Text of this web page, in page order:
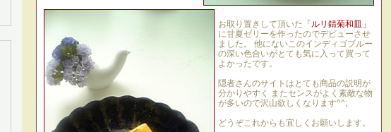
お取り置きして頂いた 「ルリ錆菊和皿」
に甘夏ゼリーを作ったのでデビューさせ
ました。 他にないこのインディゴブルー
の深い色合いがとても気に入って買って
よかったです。
隠者さんのサイトはとても商品の説明が
分かりやすく またセンスがよく素敵な物
が多いので沢山欲しくなります^^;
どうぞこれからも宜しくお願いします。